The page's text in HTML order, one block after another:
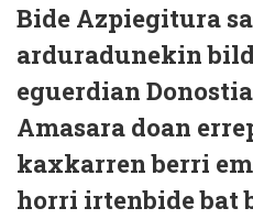
Bide Azpiegitura
arduradunekin
eguerdian
Amasara doan
kaxkarren berri
horri irtenbide bat